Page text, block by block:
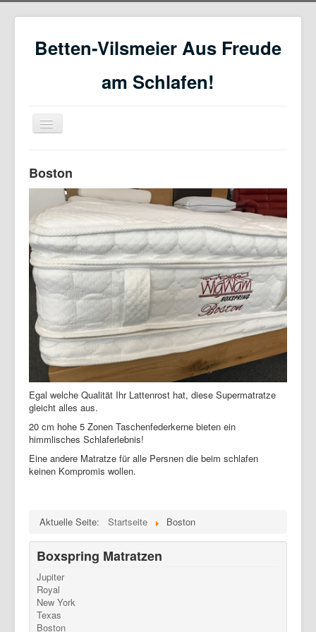
Betten-Vilsmeier Aus Freude
am Schlafen!
Navigation
an/aus
Service
WigWam Wasserbetten
Boxspring Matratzen
Gesunder Schlaf
Angebote
Online-Shop
Boston
Egal welche Qualität Ihr Lattenrost hat, diese Supermatratze
gleicht alles aus.
20 cm hohe 5 Zonen Taschenfederkerne bieten ein
himmlisches Schlaferlebnis!
Eine andere Matratze für alle Persnen die beim schlafen
keinen Kompromis wollen.
Aktuelle Seite: Startseite Boston
Boxspring Matratzen
Jupiter
Royal
New York
Texas
Boston